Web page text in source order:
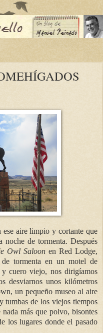
aire limpio y cortante que
noche de tormenta. Después
Owl Saloon en Red Lodge,
tormenta en un motel de
cuero viejo, nos dirigíamos
desviarnos unos kilómetros
un pequeño museo al aire
tumbas de los viejos tiempos
más que polvo, bisontes
los lugares donde el pasado